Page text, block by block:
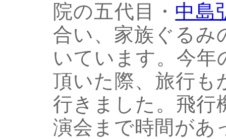
院の五代目・ 中島
合い、家族ぐるみ
いています。今年
頂いた際、旅行も
行きました。飛行
演会まで時間があ